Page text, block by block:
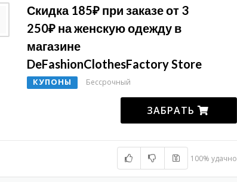
Скидка 185₽ при заказе от 3
250₽ на женскую одежду в
магазине
DeFashionClothesFactory Store
КУПОНЫ Бессрочный
ЗАБРАТЬ
100% удачно